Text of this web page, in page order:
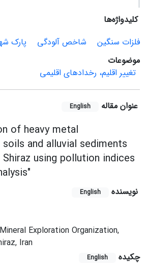
کلیدواژه‌ها
فلزات سنگین
شاخص آلودگی پارک
موضوعات
تغییر اقلیم، رخدادهای اقلیمی
عنوان مقاله English
of heavy metal
and alluvial sediments
using pollution indices
نویسنده English
Exploration Organization,
Iran
چکیده
English